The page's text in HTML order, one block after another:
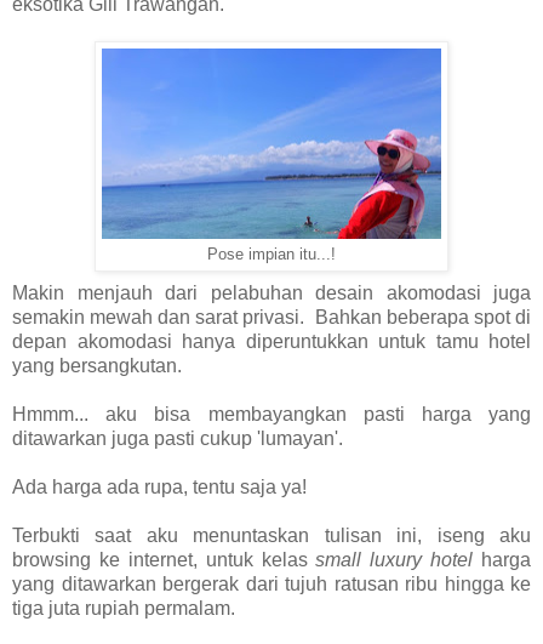
Pose impian itu...!
Makin menjauh dari pelabuhan desain akomodasi juga
semakin mewah dan sarat privasi. Bahkan beberapa spot di
depan akomodasi hanya diperuntukkan untuk tamu hotel
yang bersangkutan.
Hmmm... aku bisa membayangkan pasti harga yang
ditawarkan juga pasti cukup 'lumayan'.
Ada harga ada rupa, tentu saja ya!
Terbukti saat aku menuntaskan tulisan ini, iseng aku
browsing ke internet, untuk kelassmall luxury hotel harga
yang ditawarkan bergerak dari tujuh ratusan ribu hingga ke
tiga juta rupiah permalam.